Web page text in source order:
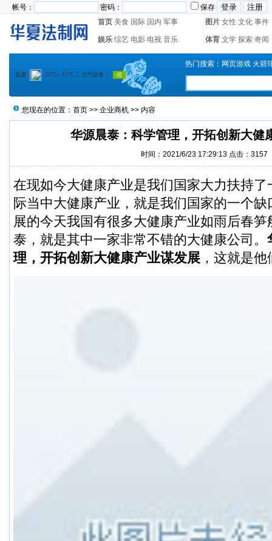
帐号： 密码：
保存
首页 美食 国际 国内 军事 图片 女性 文化 事件
娱乐 综艺 电影 电视 音乐 体育 文学 探索 奇闻
热门搜索： 网页游戏 火箭
您现在的位置： 首页 >> 企业商机 >> 内容
华源晨泰：科学管理，开拓创新大健
时间：2021/6/23 17:29:13 点击： 3157
在现如今大健康产业是我们国家大力扶持
际当中大健康产业，就是我们国家的一个
展的今天我国有很多大健康产业如雨后春
泰，就是其中一家非常不错的大健康公司。
理，开拓创新大健康产业谋发展 ，这就是